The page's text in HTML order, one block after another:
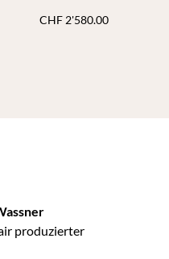
CHF 2'580.00
produzierter